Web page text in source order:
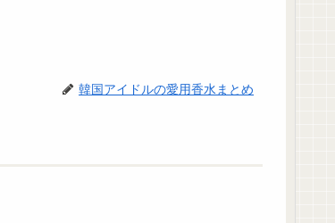
韓国アイドルの愛用香水まとめ